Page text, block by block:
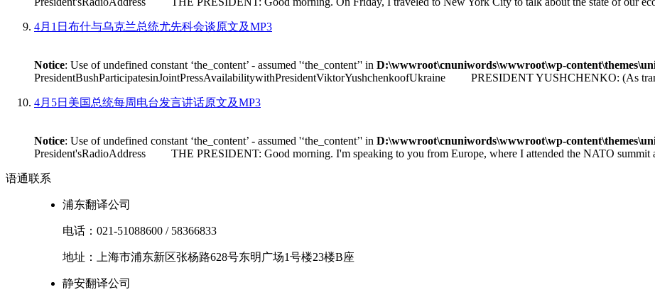
4月1日布什与乌克兰总统尤先科会谈原文及MP3
Notice: Use of undefined constant ‘the_content’ - assumed '‘the_content’' in D:\wwwroot\cnuniwords\wwwroot\wp-
PresidentBushParticipatesinJointPressAvailabilitywithPresidentViktorYushchenkoofUkraine PRESIDENT YUSHCHENKO: (As
4月5日美国总统每周电台发言讲话原文及MP3
Notice: Use of undefined constant ‘the_content’ - assumed '‘the_content’' in D:\wwwroot\cnuniwords\wwwroot\wp-
President'sRadioAddress THE PRESIDENT: Good morning. I'm speaking to you from Europe, where I attended the NATO summit
语通联系
浦东翻译公司
电话： 021-51088600 / 58366833
地址： 上海市浦东新区张杨路628号东明广场1号楼23楼B座
静安翻译公司